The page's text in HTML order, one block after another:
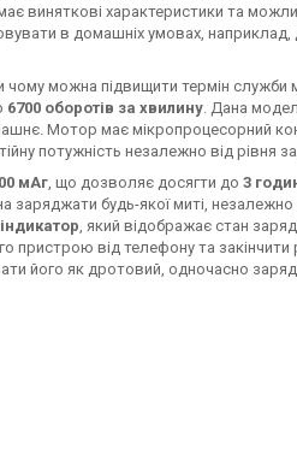
виняткові характеристики та
в домашніх умовах, наприклад,
чому можна підвищити термін служби
6700 оборотів за хвилину. Дана
Мотор має мікропроцесорний
потужність незалежно від рівня
мАг, що дозволяє досягти до 3
заряджати будь-якої миті,
, який відображає стан
пристрою від телефону та
його як дротовий, одночасно